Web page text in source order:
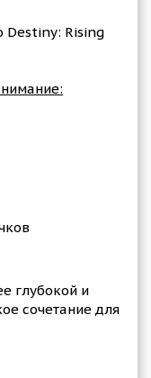
Destiny: Rising
глубокой и
сочетание для